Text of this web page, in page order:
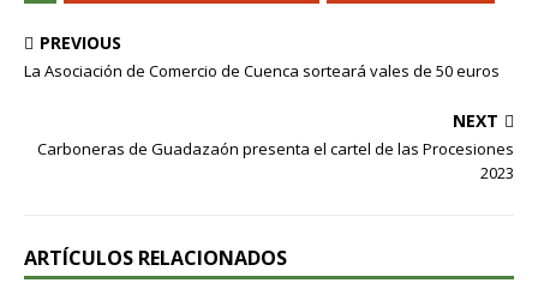
PREVIOUS
La Asociación de Comercio de Cuenca sorteará vales de 50 euros
NEXT
Carboneras de Guadazaón presenta el cartel de las Procesiones
2023
ARTÍCULOS RELACIONADOS